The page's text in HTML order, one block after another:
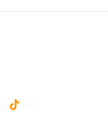
Tiktok